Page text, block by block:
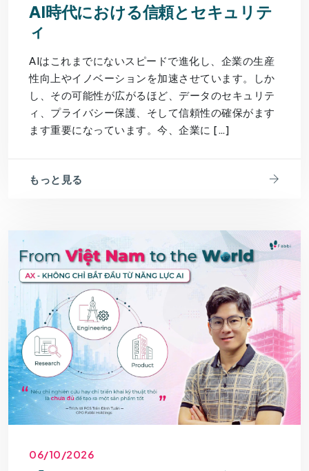
AI時代における信頼とセキュリテ
ィ
AIはこれまでにないスピードで進化し、企業の生産
性向上やイノベーションを加速させています。しか
し、その可能性が広がるほど、データのセキュリテ
ィ、プライバシー保護、そして信頼性の確保がます
ます重要になっています。今、企業に […]
もっと見る
06/10/2026